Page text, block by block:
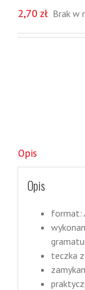
2,70 zł Brak w
Opis
Opis
format:
teczka